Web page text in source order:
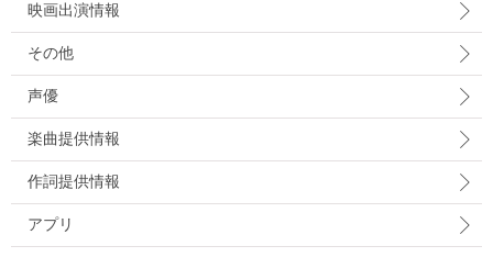
映画出演情報
その他
声優
楽曲提供情報
作詞提供情報
アプリ